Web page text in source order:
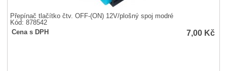
Přepínač tlačítko čtv. OFF-(ON) 12V/plošný spoj modré
Kód: 878542
Cena s DPH
7,00 Kč